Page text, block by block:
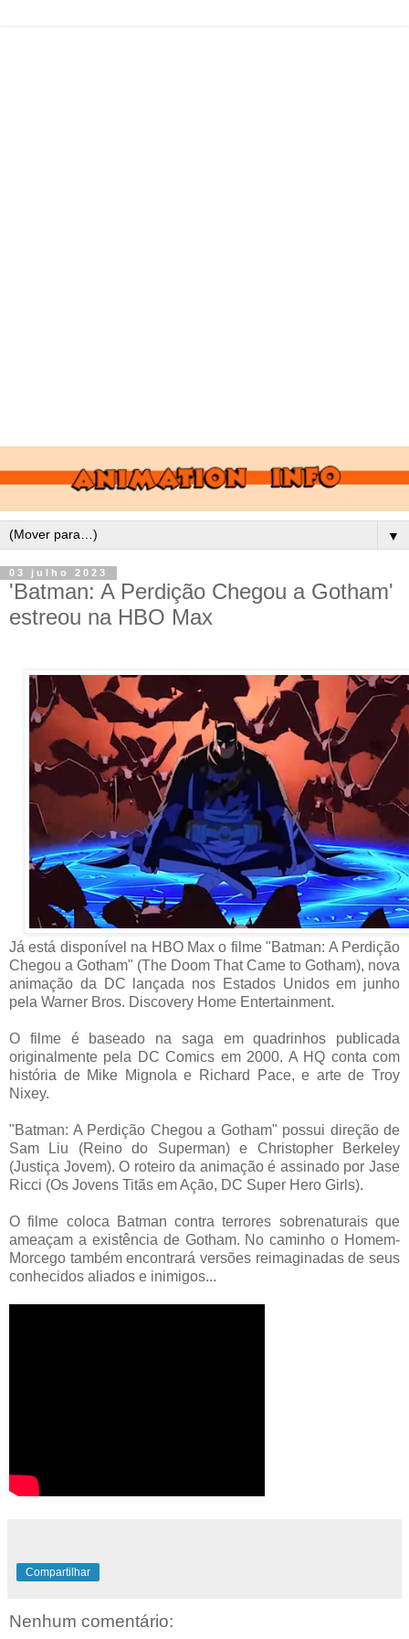
▼
03 julho 2023
'Batman: A Perdição Chegou a Gotham'
estreou na HBO Max
Já está disponível na HBO Max o filme "Batman: A Perdição
Chegou a Gotham" (The Doom That Came to Gotham), nova
animação da DC lançada nos Estados Unidos em junho
pela Warner Bros. Discovery Home Entertainment.
O filme é baseado na saga em quadrinhos publicada
originalmente pela DC Comics em 2000. A HQ conta com
história de Mike Mignola e Richard Pace, e arte de Troy
Nixey.
"Batman: A Perdição Chegou a Gotham" possui direção de
Sam Liu (Reino do Superman) e Christopher Berkeley
(Justiça Jovem). O roteiro da animação é assinado por Jase
Ricci (Os Jovens Titãs em Ação, DC Super Hero Girls).
O filme coloca Batman contra terrores sobrenaturais que
ameaçam a existência de Gotham. No caminho o Homem-
Morcego também encontrará versões reimaginadas de seus
conhecidos aliados e inimigos...
Compartilhar
Nenhum comentário: